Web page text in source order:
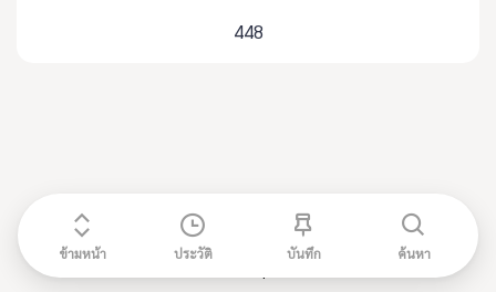
448
ข้ามหน้า ประวัติ บันทึก ค้นหา